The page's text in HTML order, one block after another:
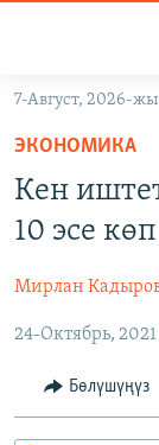
Навигацияга
өтүңүз
Издөөгө
салыңыз
ЭКОНОМИКА
МАДАНИЯТ
БОРБОР АЗИЯ
АТАЙЫН
ТВ
БҮГҮН АЗАТТЫКТА
ПОДКАСТ
ӨЗГӨЧӨ
7-Август, 2026-
ЭКОНОМИКА
Кен
10 эсе
Мирлан
24-Октябрь, 2021
Бөлүшүңүз